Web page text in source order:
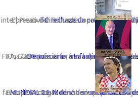
TC rechaza un congreso con
El Pleno del Tribunal Constitucional (TC) estableció como criterio interpretativo vinculante la preeminencia del Poder Ejecutivo en materia ...
Denunciarán a Infantino por
Una ONG presentará una denuncia formal contra el presidente de la FIFA, Gianni
MUNDIAL 26: Modrić denuncia mal uso del VAR tras eliminación de Croacia
El capitán croata denunció que el arbitraje actuó de forma selectiva a favor de